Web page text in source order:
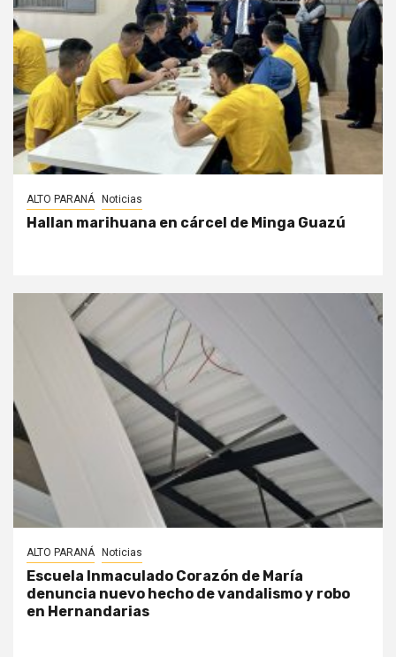
ALTO PARANÁ Noticias
Hallan marihuana en cárcel de Minga Guazú
ALTO PARANÁ Noticias
Escuela Inmaculado Corazón de María
denuncia nuevo hecho de vandalismo y robo
en Hernandarias